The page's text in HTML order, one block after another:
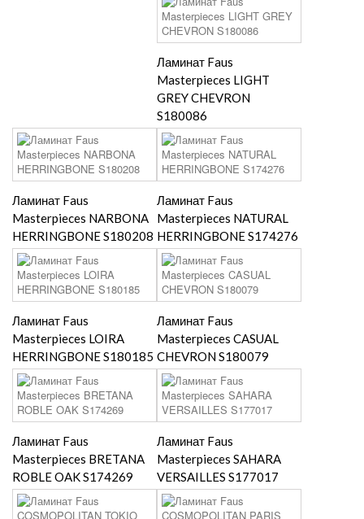
Ламинат Faus
Masterpieces LIGHT
GREY CHEVRON
S180086
Ламинат Faus
Masterpieces NARBONA
HERRINGBONE S180208
Ламинат Faus
Masterpieces NATURAL
HERRINGBONE S174276
Ламинат Faus
Masterpieces LOIRA
HERRINGBONE S180185
Ламинат Faus
Masterpieces CASUAL
CHEVRON S180079
Ламинат Faus
Masterpieces BRETANA
ROBLE OAK S174269
Ламинат Faus
Masterpieces SAHARA
VERSAILLES S177017